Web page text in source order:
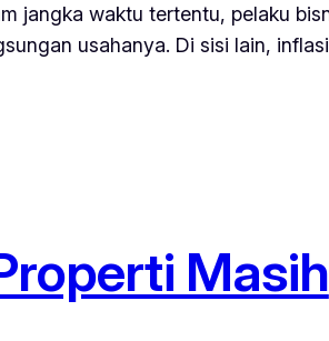
jangka waktu tertentu, pelaku
usahanya. Di sisi lain,
Masih